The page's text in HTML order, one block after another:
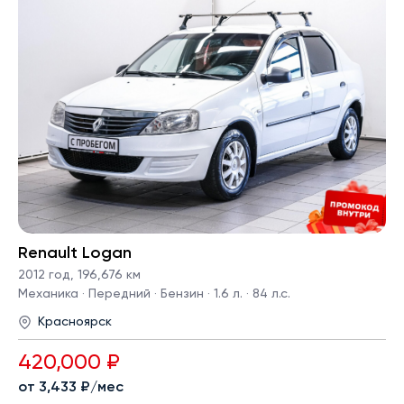
Renault Logan
2012 год, 196,676 км
Механика · Передний · Бензин · 1.6 л. · 84 л.с.
Красноярск
420,000 ₽
от 3,433 ₽/мес